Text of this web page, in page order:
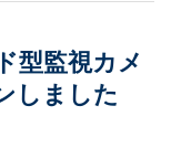
型監視カメ
しました